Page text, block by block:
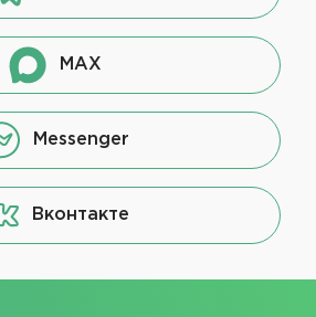
MAX
Messenger
Вконтакте